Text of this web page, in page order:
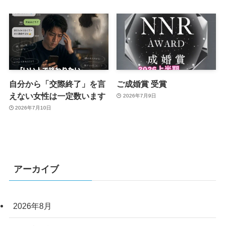
自分から「交際終了」を言
えない女性は一定数います
2026年7月10日
ご成婚賞 受賞
2026年7月9日
アーカイブ
2026年8月